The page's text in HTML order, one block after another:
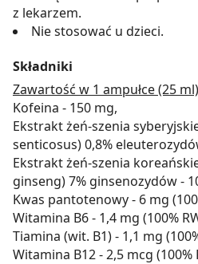
z lekarzem.
Nie stosować u dzieci.
Składniki
Zawartość w 1 ampułce (25
Kofeina - 150 mg,
Ekstrakt żeń-szenia
senticosus) 0,8%
Ekstrakt żeń-szenia
ginseng) 7% ginsenozydów -
Kwas pantotenowy - 6 mg
Witamina B6 - 1,4 mg (100%
Tiamina (wit. B1) - 1,1 mg
Witamina B12 - 2,5 mcg (100%